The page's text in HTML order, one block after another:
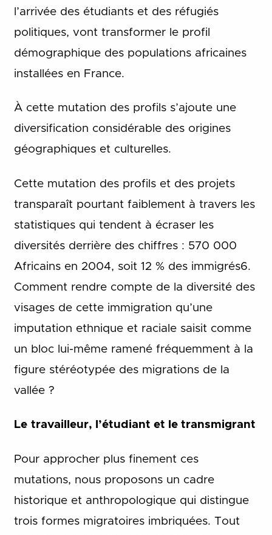
l’arrivée des étudiants et des réfugiés
politiques, vont transformer le profil
démographique des populations africaines
installées en France.
À cette mutation des profils s’ajoute une
diversification considérable des origines
géographiques et culturelles.
Cette mutation des profils et des projets
transparaît pourtant faiblement à travers les
statistiques qui tendent à écraser les
diversités derrière des chiffres : 570 000
Africains en 2004, soit 12 % des immigrés6.
Comment rendre compte de la diversité des
visages de cette immigration qu’une
imputation ethnique et raciale saisit comme
un bloc lui-même ramené fréquemment à la
figure stéréotypée des migrations de la
vallée ?
Le travailleur, l’étudiant et le transmigrant
Pour approcher plus finement ces
mutations, nous proposons un cadre
historique et anthropologique qui distingue
trois formes migratoires imbriquées. Tout